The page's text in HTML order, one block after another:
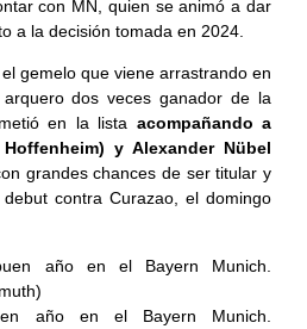
con MN, quien se animó a dar
a la decisión tomada en 2024.
gemelo que viene arrastrando en
dos veces ganador de la
en la lista acompañando a
y Alexander Nübel
grandes chances de ser titular y
contra Curazao, el domingo
año en el Bayern Munich.